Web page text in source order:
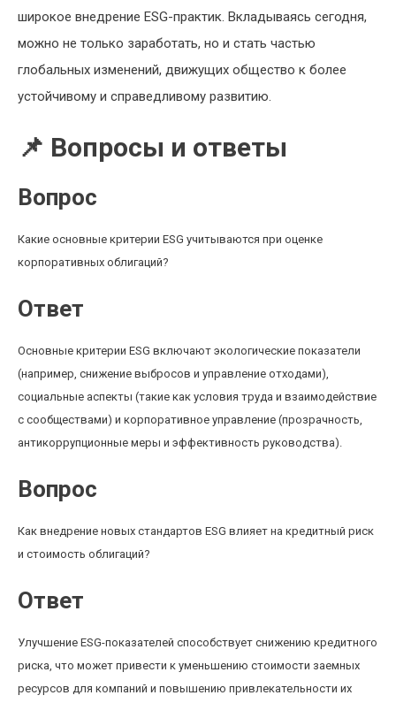
широкое внедрение ESG-практик. Вкладываясь сегодня,
можно не только заработать, но и стать частью
глобальных изменений, движущих общество к более
устойчивому и справедливому развитию.
📌 Вопросы и ответы
Вопрос
Какие основные критерии ESG учитываются при оценке
корпоративных облигаций?
Ответ
Основные критерии ESG включают экологические показатели
(например, снижение выбросов и управление отходами),
социальные аспекты (такие как условия труда и взаимодействие
с сообществами) и корпоративное управление (прозрачность,
антикоррупционные меры и эффективность руководства).
Вопрос
Как внедрение новых стандартов ESG влияет на кредитный риск
и стоимость облигаций?
Ответ
Улучшение ESG-показателей способствует снижению кредитного
риска, что может привести к уменьшению стоимости заемных
ресурсов для компаний и повышению привлекательности их